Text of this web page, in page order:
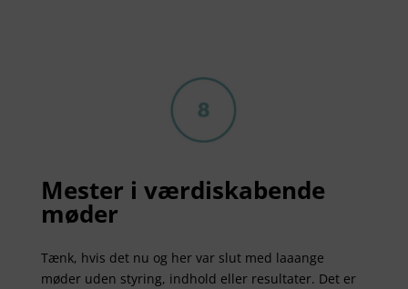
Mester i værdiskabende
møder
Tænk, hvis det nu og her var slut med laaange
møder uden styring, indhold eller resultater. Det er